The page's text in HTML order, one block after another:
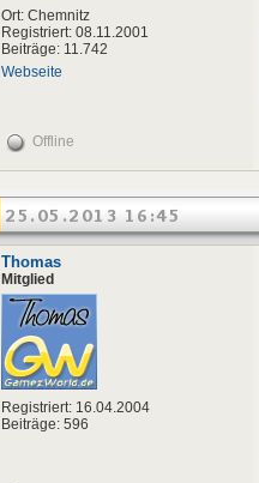
Ort: Chemnitz
Registriert: 08.11.2001
Beiträge: 11.742
Webseite
Offline
25.05.2013 16:45
Thomas
Mitglied
Registriert: 16.04.2004
Beiträge: 596